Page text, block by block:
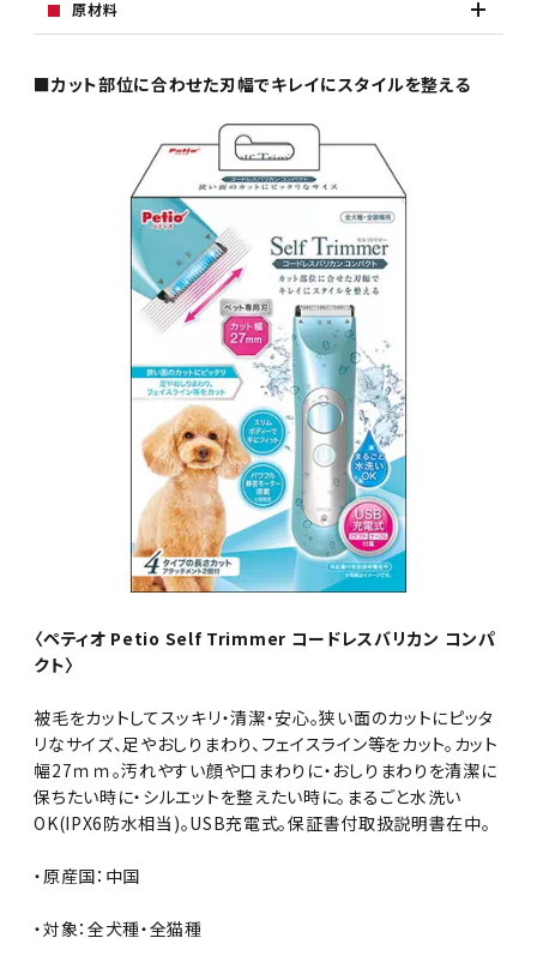
原材料
■カット部位に合わせた刃幅でキレイにスタイルを整える
〈ペティオ Petio Self Trimmer コードレスバリカン コンパ
クト〉
被毛をカットしてスッキリ・清潔・安心。狭い面のカットにピッタ
リなサイズ、足やおしりまわり、フェイスライン等をカット。カット
幅27ｍｍ。汚れやすい顔や口まわりに・おしりまわりを清潔に
保ちたい時に・シルエットを整えたい時に。まるごと水洗い
OK(IPX6防水相当)。USB充電式。保証書付取扱説明書在中。
・原産国：中国
・対象：全犬種・全猫種